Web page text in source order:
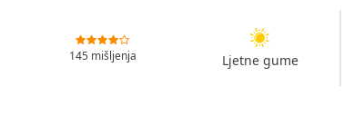
145 mišljenja Ljetne gume